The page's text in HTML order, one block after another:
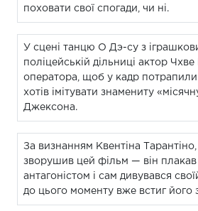
поховати свої спогади, чи ні.
У сцені танцю О Дэ-су з
поліцейській дільниці актор
оператора, щоб у кадр потрапили
хотів імітувати знамениту
Джексона.
За визнанням Квентіна
зворушив цей фільм — він плакав
антагоністом і сам дивувався
до цього моменту вже встиг його